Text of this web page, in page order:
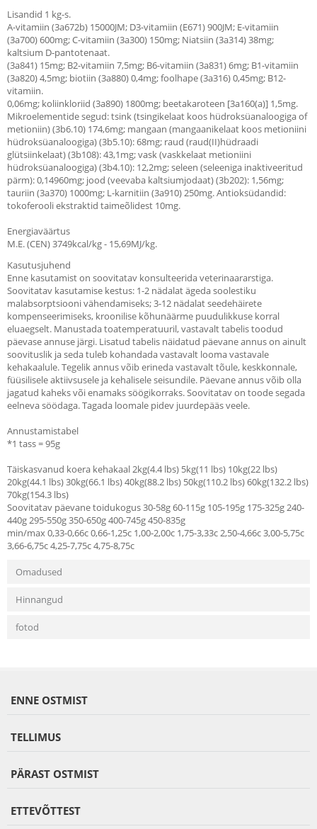
Lisandid 1 kg-s.
A-vitamiin (3a672b) 15000JM; D3-vitamiin (E671) 900JM; E-vitamiin
(3a700) 600mg; C-vitamiin (3a300) 150mg; Niatsiin (3a314) 38mg;
kaltsium D-pantotenaat.
(3a841) 15mg; B2-vitamiin 7,5mg; B6-vitamiin (3a831) 6mg; B1-vitamiin
(3a820) 4,5mg; biotiin (3a880) 0,4mg; foolhape (3a316) 0,45mg; B12-
vitamiin.
0,06mg; koliinkloriid (3a890) 1800mg; beetakaroteen [3a160(a)] 1,5mg.
Mikroelementide segud: tsink (tsingikelaat koos hüdroksüanaloogiga of
metioniin) (3b6.10) 174,6mg; mangaan (mangaanikelaat koos metioniini
hüdroksüanaloogiga) (3b5.10): 68mg; raud (raud(II)hüdraadi
glütsiinkelaat) (3b108): 43,1mg; vask (vaskkelaat metioniini
hüdroksüanaloogiga) (3b4.10): 12,2mg; seleen (seleeniga inaktiveeritud
pärm): 0,14960mg; jood (veevaba kaltsiumjodaat) (3b202): 1,56mg;
tauriin (3a370) 1000mg; L-karnitiin (3a910) 250mg. Antioksüdandid:
tokoferooli ekstraktid taimeõlidest 10mg.
Energiaväärtus
M.E. (CEN) 3749kcal/kg - 15,69MJ/kg.
Kasutusjuhend
Enne kasutamist on soovitatav konsulteerida veterinaararstiga.
Soovitatav kasutamise kestus: 1-2 nädalat ägeda soolestiku
malabsorptsiooni vähendamiseks; 3-12 nädalat seedehäirete
kompenseerimiseks, kroonilise kõhunäärme puudulikkuse korral
eluaegselt. Manustada toatemperatuuril, vastavalt tabelis toodud
päevase annuse järgi. Lisatud tabelis näidatud päevane annus on ainult
soovituslik ja seda tuleb kohandada vastavalt looma vastavale
kehakaalule. Tegelik annus võib erineda vastavalt tõule, keskkonnale,
füüsilisele aktiivsusele ja kehalisele seisundile. Päevane annus võib olla
jagatud kaheks või enamaks söögikorraks. Soovitatav on toode segada
eelneva söödaga. Tagada loomale pidev juurdepääs veele.
Annustamistabel
*1 tass = 95g
Täiskasvanud koera kehakaal 2kg(4.4 lbs) 5kg(11 lbs) 10kg(22 lbs)
20kg(44.1 lbs) 30kg(66.1 lbs) 40kg(88.2 lbs) 50kg(110.2 lbs) 60kg(132.2 lbs)
70kg(154.3 lbs)
Soovitatav päevane toidukogus 30-58g 60-115g 105-195g 175-325g 240-
440g 295-550g 350-650g 400-745g 450-835g
min/max 0,33-0,66c 0,66-1,25c 1,00-2,00c 1,75-3,33c 2,50-4,66c 3,00-5,75c
3,66-6,75c 4,25-7,75c 4,75-8,75c
Omadused
Hinnangud
fotod
ENNE OSTMIST
TELLIMUS
PÄRAST OSTMIST
ETTEVÕTTEST